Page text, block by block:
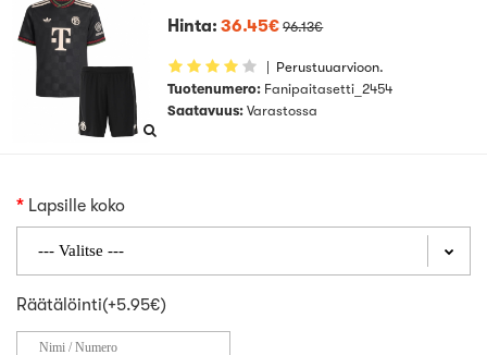
Hinta: 36.45€ 96.13€
| Perustuuarvioon.
Tuotenumero: Fanipaitasetti_2454
Saatavuus: Varastossa
Lapsille koko
Räätälöinti(+5.95€)